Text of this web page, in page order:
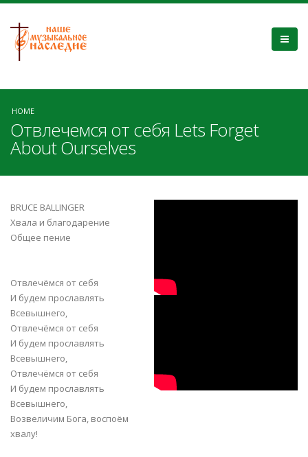
HOME
Отвлечемся от себя Lets Forget
About Ourselves
BRUCE BALLINGER
Хвала и благодарение
Общее пение
Отвлечёмся от себя
И будем прославлять
Всевышнего,
Отвлечёмся от себя
И будем прославлять
Всевышнего,
Отвлечёмся от себя
И будем прославлять
Всевышнего,
Возвеличим Бога, воспоём
хвалу!